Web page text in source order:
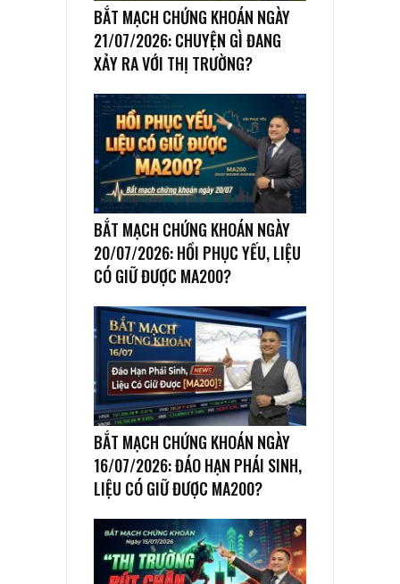
BẮT MẠCH CHỨNG KHOÁN NGÀY
21/07/2026: CHUYỆN GÌ ĐANG
XẢY RA VỚI THỊ TRƯỜNG?
BẮT MẠCH CHỨNG KHOÁN NGÀY
20/07/2026: HỒI PHỤC YẾU, LIỆU
CÓ GIỮ ĐƯỢC MA200?
BẮT MẠCH CHỨNG KHOÁN NGÀY
16/07/2026: ĐÁO HẠN PHÁI SINH,
LIỆU CÓ GIỮ ĐƯỢC MA200?